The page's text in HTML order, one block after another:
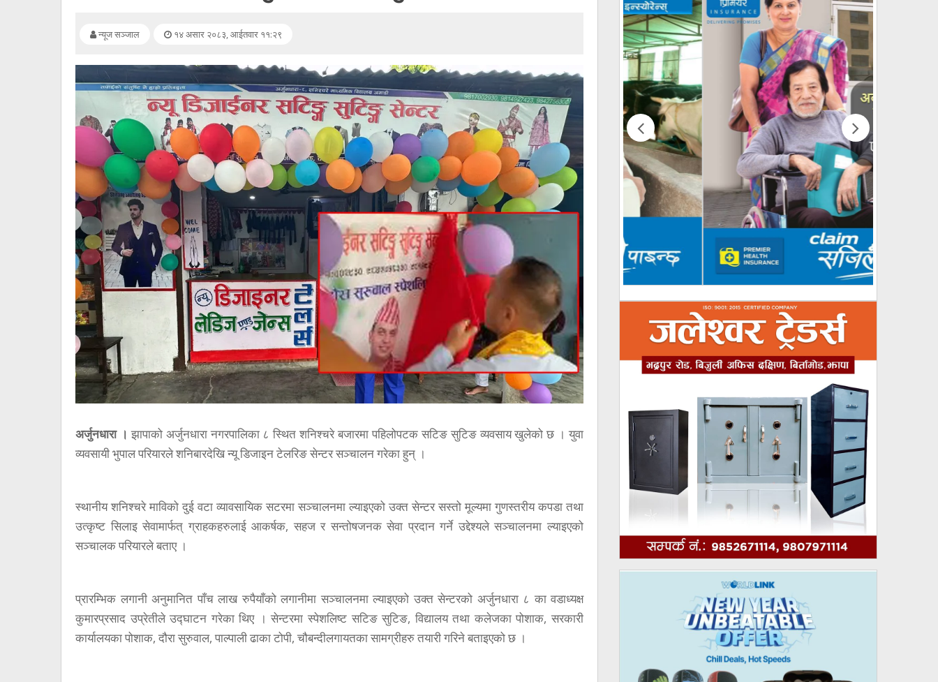
न्यूज सञ्जाल १४ असार २०८३, आईतवार ११:२९
अर्जुनधारा । झापाको अर्जुनधारा नगरपालिका ८ स्थित शनिश्चरे बजारमा पहिलोपटक सटिङ सुटिङ व्यवसाय खुलेको छ । युवा
व्यवसायी भुपाल परियारले शनिबारदेखि न्यू डिजाइन टेलरिङ सेन्टर सञ्चालन गरेका हुन् ।
स्थानीय शनिश्चरे माविको दुई वटा व्यावसायिक सटरमा सञ्चालनमा ल्याइएको उक्त सेन्टर सस्तो मूल्यमा गुणस्तरीय कपडा तथा
उत्कृष्ट सिलाइ सेवामार्फत् ग्राहकहरुलाई आकर्षक, सहज र सन्तोषजनक सेवा प्रदान गर्ने उद्देश्यले सञ्चालनमा ल्याइएको
सञ्चालक परियारले बताए ।
प्रारम्भिक लगानी अनुमानित पाँच लाख रुपैयाँको लगानीमा सञ्चालनमा ल्याइएको उक्त सेन्टरको अर्जुनधारा ८ का वडाध्यक्ष
कुमारप्रसाद उप्रेतीले उद्घाटन गरेका थिए । सेन्टरमा स्पेशलिष्ट सटिङ सुटिङ, विद्यालय तथा कलेजका पोशाक, सरकारी
कार्यालयका पोशाक, दौरा सुरुवाल, पाल्पाली ढाका टोपी, चौबन्दीलगायतका सामग्रीहरु तयारी गरिने बताइएको छ ।
अन्तर्राष्ट्रिय